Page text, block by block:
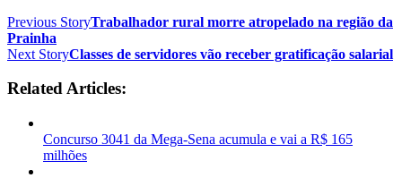
Previous StoryTrabalhador rural morre atropelado na região da
Prainha
Next StoryClasses de servidores vão receber gratificação salarial
Related Articles:
Concurso 3041 da Mega-Sena acumula e vai a R$ 165
milhões